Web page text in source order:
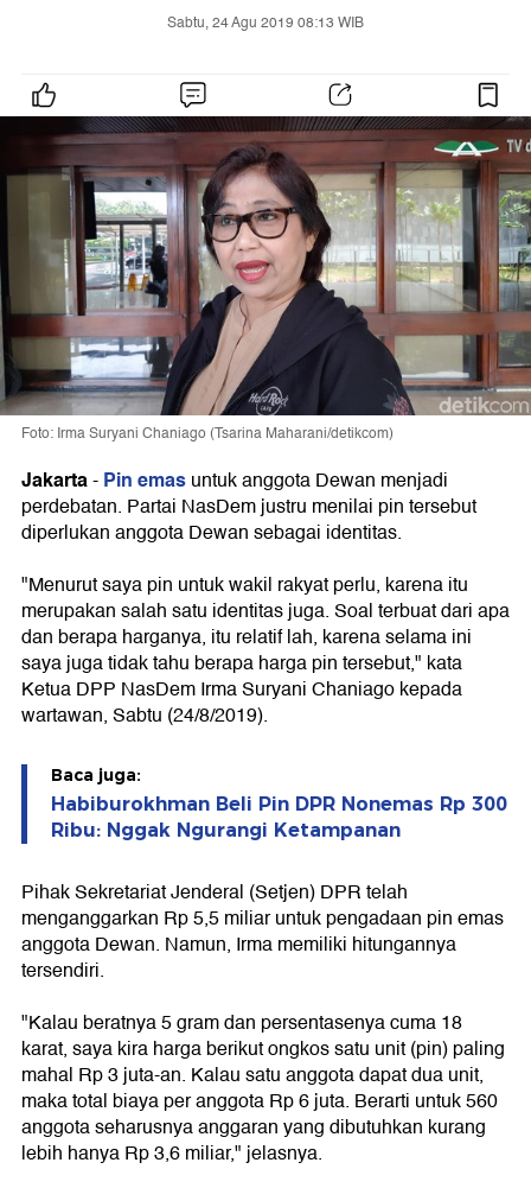
Sabtu, 24 Agu 2019 08:13 WIB
Foto: Irma Suryani Chaniago (Tsarina Maharani/detikcom)
Jakarta-Pin emasuntuk anggota Dewan menjadi
perdebatan. Partai NasDem justru menilai pin tersebut
diperlukan anggota Dewan sebagai identitas.
"Menurut saya pin untuk wakil rakyat perlu, karena itu
merupakan salah satu identitas juga. Soal terbuat dari apa
dan berapa harganya, itu relatif lah, karena selama ini
saya juga tidak tahu berapa harga pin tersebut," kata
Ketua DPP NasDem Irma Suryani Chaniago kepada
wartawan, Sabtu (24/8/2019).
Baca juga:
Habiburokhman Beli Pin DPR Nonemas Rp 300
Ribu: Nggak Ngurangi Ketampanan
Pihak Sekretariat Jenderal (Setjen) DPR telah
menganggarkan Rp 5,5 miliar untuk pengadaan pin emas
anggota Dewan. Namun, Irma memiliki hitungannya
tersendiri.
"Kalau beratnya 5 gram dan persentasenya cuma 18
karat, saya kira harga berikut ongkos satu unit (pin) paling
mahal Rp 3 juta-an. Kalau satu anggota dapat dua unit,
maka total biaya per anggota Rp 6 juta. Berarti untuk 560
anggota seharusnya anggaran yang dibutuhkan kurang
lebih hanya Rp 3,6 miliar," jelasnya.